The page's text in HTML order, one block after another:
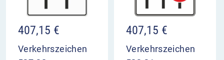
407,15 €
Verkehrszeichen
407,15 €
Verkehrszeichen